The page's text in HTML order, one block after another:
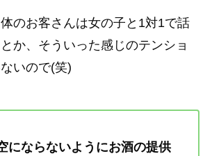
のお客さんは女の子と1対1で話
か、そういった感じのテンショ
いので(笑)
にならないようにお酒の提供